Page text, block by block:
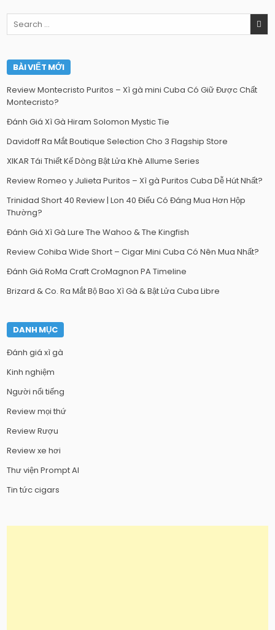
Search
for:
BÀI VIẾT MỚI
Review Montecristo Puritos – Xì gà mini Cuba Có Giữ Được Chất
Montecristo?
Đánh Giá Xì Gà Hiram Solomon Mystic Tie
Davidoff Ra Mắt Boutique Selection Cho 3 Flagship Store
XIKAR Tái Thiết Kế Dòng Bật Lửa Khè Allume Series
Review Romeo y Julieta Puritos – Xì gà Puritos Cuba Dễ Hút Nhất?
Trinidad Short 40 Review | Lon 40 Điếu Có Đáng Mua Hơn Hộp
Thường?
Đánh Giá Xì Gà Lure The Wahoo & The Kingfish
Review Cohiba Wide Short – Cigar Mini Cuba Có Nên Mua Nhất?
Đánh Giá RoMa Craft CroMagnon PA Timeline
Brizard & Co. Ra Mắt Bộ Bao Xì Gà & Bật Lửa Cuba Libre
DANH MỤC
Đánh giá xì gà
Kinh nghiệm
Người nổi tiếng
Review mọi thứ
Review Rượu
Review xe hơi
Thư viện Prompt AI
Tin tức cigars